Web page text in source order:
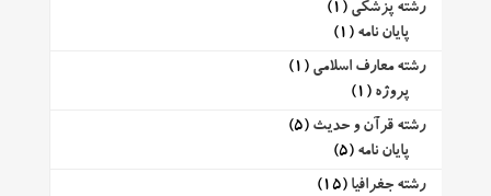
رشته پزشکی (1)
پایان نامه (1)
رشته معارف اسلامی (1)
پروژه (1)
رشته قرآن و حدیث (5)
پایان نامه (5)
رشته جغرافیا (15)